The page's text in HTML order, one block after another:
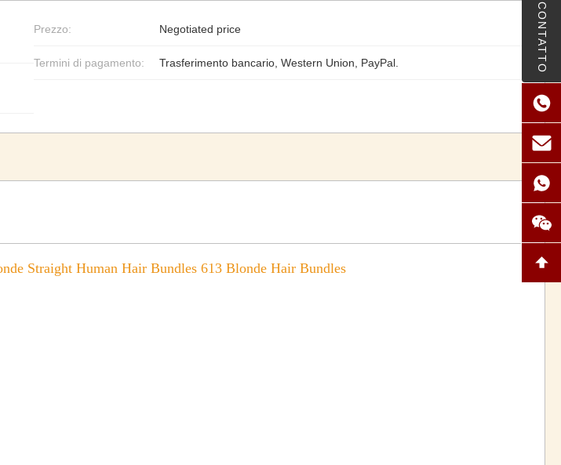
CONTATTO
Prezzo: Negotiated price
Termini di pagamento: Trasferimento bancario, Western Union, PayPal.
Straight Human Hair Bundles 613 Blonde Hair Bundles